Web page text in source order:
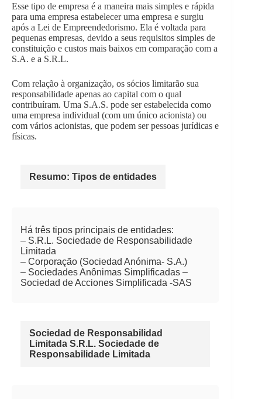
Esse tipo de empresa é a maneira mais simples e rápida
para uma empresa estabelecer uma empresa e surgiu
após a Lei de Empreendedorismo. Ela é voltada para
pequenas empresas, devido a seus requisitos simples de
constituição e custos mais baixos em comparação com a
S.A. e a S.R.L.
Com relação à organização, os sócios limitarão sua
responsabilidade apenas ao capital com o qual
contribuíram. Uma S.A.S. pode ser estabelecida como
uma empresa individual (com um único acionista) ou
com vários acionistas, que podem ser pessoas jurídicas e
físicas.
Resumo: Tipos de entidades
Há três tipos principais de entidades:
– S.R.L. Sociedade de Responsabilidade
Limitada
– Corporação (Sociedad Anónima- S.A.)
– Sociedades Anônimas Simplificadas –
Sociedad de Acciones Simplificada -SAS
Sociedad de Responsabilidad
Limitada S.R.L. Sociedade de
Responsabilidade Limitada